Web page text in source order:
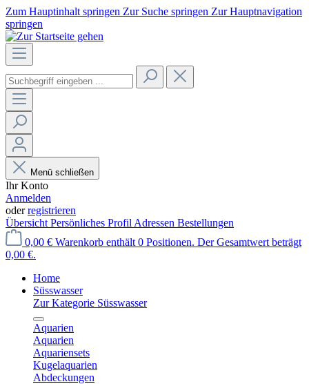
Zum Hauptinhalt springen Zur Suche springen Zur Hauptnavigation
springen
Menü schließen
Ihr Konto
Anmelden
oderregistrieren
Übersicht Persönliches Profil Adressen Bestellungen
0,00 € Warenkorb enthält 0 Positionen. Der Gesamtwert beträgt
0,00 €.
Home
Süsswasser
Zur Kategorie Süsswasser
Aquarien
Aquarien
Aquariensets
Kugelaquarien
Abdeckungen